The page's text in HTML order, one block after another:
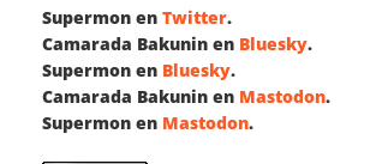
Supermon en Twitter.
Camarada Bakunin en Bluesky.
Supermon en Bluesky.
Camarada Bakunin en Mastodon.
Supermon en Mastodon.